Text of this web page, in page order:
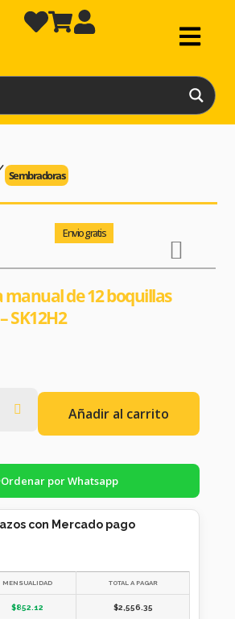
Sembradoras
Envio gratis
de 12 boquillas
SK12H2
Añadir al carrito
Ordenar por Whatsapp
con Mercado pago
MENSUALIDAD TOTAL A PAGAR
$852.12 $2,556.35